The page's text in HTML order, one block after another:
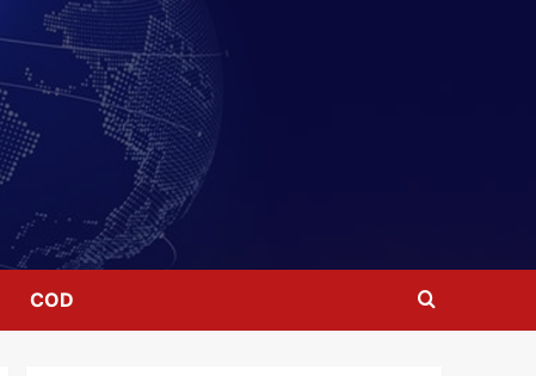
COD